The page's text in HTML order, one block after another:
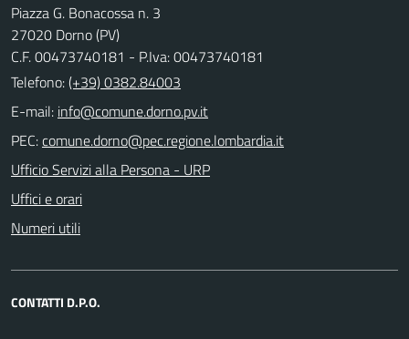
Piazza G. Bonacossa n. 3
27020 Dorno (PV)
C.F. 00473740181 - P.Iva: 00473740181
Telefono:(+39) 0382.84003
E-mail:
PEC:
Ufficio Servizi alla Persona - URP
Uffici e orari
Numeri utili
CONTATTI D.P.O.